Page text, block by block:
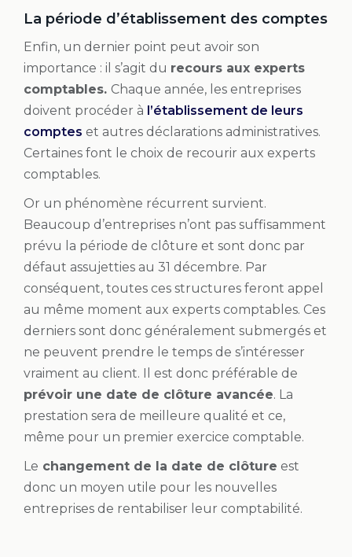
La période d’établissement des comptes
Enfin, un dernier point peut avoir son
importance : il s’agit du recours aux experts
comptables. Chaque année, les entreprises
doivent procéder à l’établissement de leurs
comptes et autres déclarations administratives.
Certaines font le choix de recourir aux experts
comptables.
Or un phénomène récurrent survient.
Beaucoup d’entreprises n’ont pas suffisamment
prévu la période de clôture et sont donc par
défaut assujetties au 31 décembre. Par
conséquent, toutes ces structures feront appel
au même moment aux experts comptables. Ces
derniers sont donc généralement submergés et
ne peuvent prendre le temps de s’intéresser
vraiment au client. Il est donc préférable de
prévoir une date de clôture avancée. La
prestation sera de meilleure qualité et ce,
même pour un premier exercice comptable.
Le changement de la date de clôture est
donc un moyen utile pour les nouvelles
entreprises de rentabiliser leur comptabilité.